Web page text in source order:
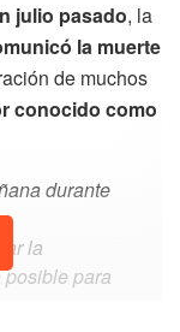
julio pasado, la
la muerte
de muchos
conocido como
durante
la
para
ya es